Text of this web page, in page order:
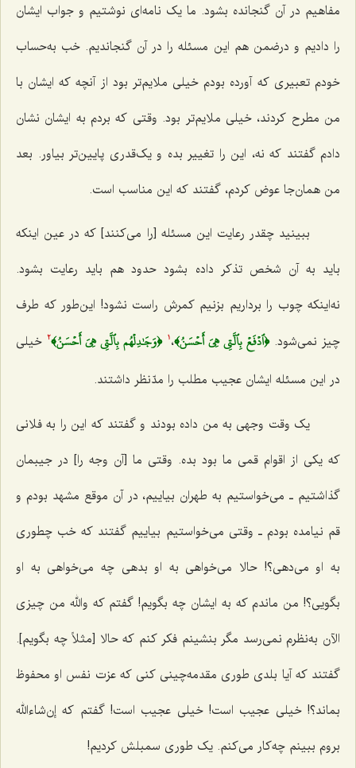
مفاهیم در آن گنجانده بشود. ما یک نامه‌ای نوشتیم و جواب ایشان
را دادیم و درضمن هم این مسئله را در آن گنجاندیم. خب به‌حساب
خودم تعبیری که آورده بودم خیلی ملایم‌تر بود از آنچه که ایشان با
من مطرح کردند، خیلی ملایم‌تر بود. وقتی که بردم به ایشان نشان
دادم گفتند که نه، این را تغییر بده و یک‌قدری پایین‌تر بیاور. بعد
من همان‌جا عوض کردم، گفتند که این مناسب است.
ببینید چقدر رعایت این مسئله [را می‌کنند] که در عین اینکه
باید به آن شخص تذکر داده بشود حدود هم باید رعایت بشود.
نه‌اینکه چوب را برداریم بزنیم کمرش راست نشود! این‌طور که طرف
چیز نمی‌شود.﴿ٱدۡفَعۡ بِٱلَّتِي هِيَ أَحۡسَنُ﴾، 1 ﴿وَجَٰدِلۡهُم بِٱلَّتِي هِيَ أَحۡسَنُ﴾2
خیلی
در این مسئله ایشان عجیب مطلب را مدّنظر داشتند.
یک وقت وجهی به من داده بودند و گفتند که این را به فلانی
که یکی از اقوام قمی ما بود بده. وقتی ما [آن وجه را] در جیبمان
گذاشتیم ـ می‌خواستیم به طهران بیاییم، در آن موقع مشهد بودم و
قم نیامده بودم ـ وقتی می‌خواستیم بیاییم گفتند که خب چطوری
به او می‌دهی؟! حالا می‌خواهی به او بدهی چه می‌خواهی به او
بگویی؟! من ماندم که به ایشان چه بگویم! گفتم که والله من چیزی
الآن به‌نظرم نمی‌رسد مگر بنشینم فکر کنم که حالا [مثلاً چه بگویم].
گفتند که آیا بلدی طوری مقدمه‌چینی کنی که عزت نفس او محفوظ
بماند؟! خیلی عجیب است! خیلی عجیب است! گفتم که إن‌شاءالله
بروم ببینم چه‌کار می‌کنم. یک طوری سمبلش کردیم!